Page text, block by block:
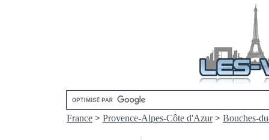
France > Provence-Alpes-Côte d'Azur> Bouches-